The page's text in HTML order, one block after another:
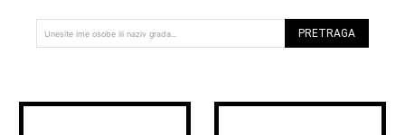
Unesite ime osobe ili naziv grada... PRETRAGA